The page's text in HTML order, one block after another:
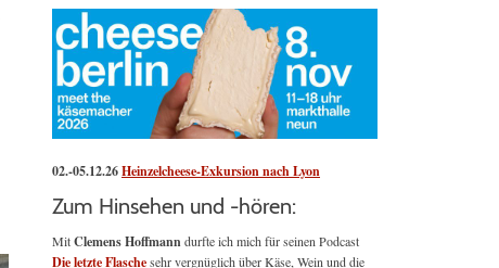
02.-05.12.26Heinzelcheese-Exkursion nach Lyon
Zum Hinsehen und -hören:
MitClemens Hoffmanndurfte ich mich für seinen Podcast
Die letzte Flaschesehr vergnüglich über Käse, Wein und die